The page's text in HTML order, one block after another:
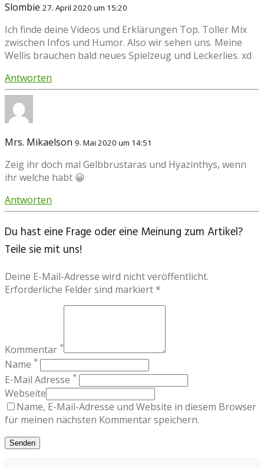
Slombie 27. April 2020 um 15:20
Ich finde deine Videos und Erklärungen Top. Toller Mix
zwischen Infos und Humor. Also wir sehen uns. Meine
Wellis brauchen bald neues Spielzeug und Leckerlies. xd
Antworten
Mrs. Mikaelson 9. Mai 2020 um 14:51
Zeig ihr doch mal Gelbbrustaras und Hyazinthys, wenn
ihr welche habt 😀
Antworten
Du hast eine Frage oder eine Meinung zum Artikel?
Teile sie mit uns!
Deine E-Mail-Adresse wird nicht veröffentlicht.
Erforderliche Felder sind markiert *
Kommentar *
Name *
E-Mail Adresse *
Webseite
Name, E-Mail-Adresse und Website in diesem Browser
für meinen nächsten Kommentar speichern.